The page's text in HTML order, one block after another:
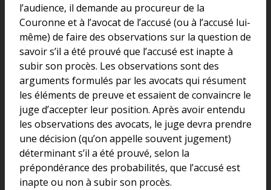
l’audience, il demande au procureur de la
Couronne et à l’avocat de l’accusé (ou à l’accusé lui-
même) de faire des observations sur la question de
savoir s’il a été prouvé que l’accusé est inapte à
subir son procès. Les observations sont des
arguments formulés par les avocats qui résument
les éléments de preuve et essaient de convaincre le
juge d’accepter leur position. Après avoir entendu
les observations des avocats, le juge devra prendre
une décision (qu’on appelle souvent jugement)
déterminant s’il a été prouvé, selon la
prépondérance des probabilités, que l’accusé est
inapte ou non à subir son procès.